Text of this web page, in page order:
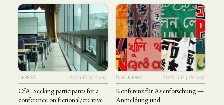
CONTEMPORARY ERA Online
Seminar Series Borders have
shaped societies, identities, and
histories across centuries. This
seminar series, promoted by the
Faculty of Communication and the
Master’s Programme in Media and
Cultural Studies at Üsküdar
University, invites academics, …
wichtiger Tagesordnungspunkt
wird – wie gewohnt – die Wahl
des neuen Vorstandes sein. Wir
freuen uns über alle, die sich zur
Wahl stellen möchten – auch
Studierende und …
DIGEST 2025.10.31 {:en}
CfA: Seeking participants for a
conference on fictional/creative
DGA NEWS 2025.5.9 {:de:en}
Konferenz für Asienforschung —
Anmeldung und